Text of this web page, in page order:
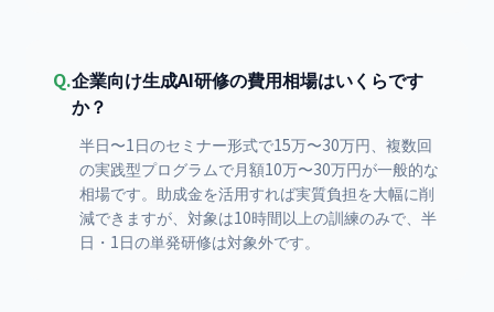
Q.企業向け生成AI研修の費用相場はいくらです
か？
半日〜1日のセミナー形式で15万〜30万円、複数回
の実践型プログラムで月額10万〜30万円が一般的な
相場です。助成金を活用すれば実質負担を大幅に削
減できますが、対象は10時間以上の訓練のみで、半
日・1日の単発研修は対象外です。